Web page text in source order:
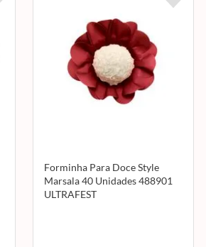
Forminha Para Doce Style
Marsala 40 Unidades 488901
ULTRAFEST